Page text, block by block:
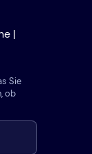
|
Sie
ob